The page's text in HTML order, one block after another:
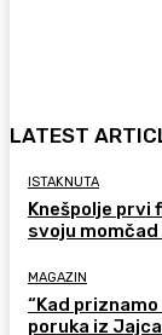
LATEST
ISTAKNUTA
Knešpolje prvi
svoju momčad
MAGAZIN
“Kad
poruka iz Jajca